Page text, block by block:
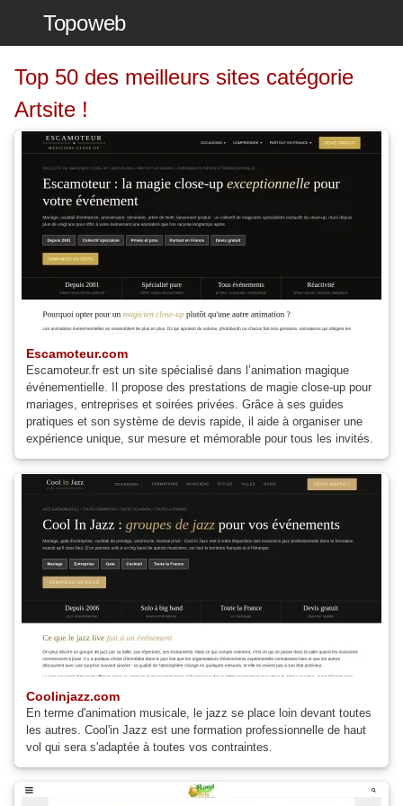
Topoweb
Top 50 des meilleurs sites catégorie
Artsite !
Escamoteur.com
Escamoteur.fr est un site spécialisé dans l’animation magique
événementielle. Il propose des prestations de magie close-up pour
mariages, entreprises et soirées privées. Grâce à ses guides
pratiques et son système de devis rapide, il aide à organiser une
expérience unique, sur mesure et mémorable pour tous les invités.
Coolinjazz.com
En terme d'animation musicale, le jazz se place loin devant toutes
les autres. Cool'in Jazz est une formation professionnelle de haut
vol qui sera s'adaptée à toutes vos contraintes.